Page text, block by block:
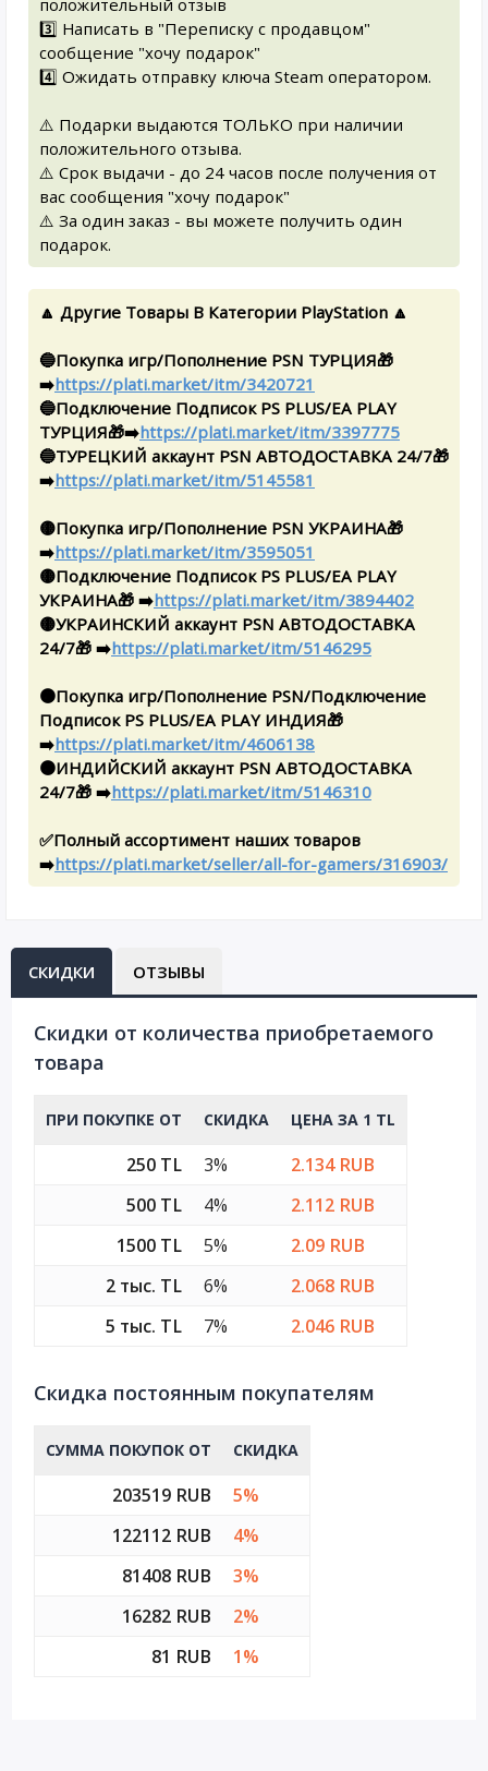
положительный отзыв
3️⃣ Написать в "Переписку с продавцом"
сообщение "хочу подарок"
4️⃣ Ожидать отправку ключа Steam оператором.
⚠️ Подарки выдаются ТОЛЬКО при наличии
положительного отзыва.
⚠️ Срок выдачи - до 24 часов после получения от
вас сообщения "хочу подарок"
⚠️ За один заказ - вы можете получить один
подарок.
🔼 Другие Товары В Категории PlayStation 🔼
🔵Покупка игр/Пополнение PSN ТУРЦИЯ🎁
➡️https://plati.market/itm/3420721
🔵Подключение Подписок PS PLUS/EA PLAY
ТУРЦИЯ🎁➡️https://plati.market/itm/3397775
🔵ТУРЕЦКИЙ аккаунт PSN АВТОДОСТАВКА 24/7🎁
➡️https://plati.market/itm/5145581
🟡Покупка игр/Пополнение PSN УКРАИНА🎁
➡️https://plati.market/itm/3595051
🟡Подключение Подписок PS PLUS/EA PLAY
УКРАИНА🎁 ➡️https://plati.market/itm/3894402
🟡УКРАИНСКИЙ аккаунт PSN АВТОДОСТАВКА
24/7🎁 ➡️https://plati.market/itm/5146295
🟠Покупка игр/Пополнение PSN/Подключение
Подписок PS PLUS/EA PLAY ИНДИЯ🎁
➡️https://plati.market/itm/4606138
🟠ИНДИЙСКИЙ аккаунт PSN АВТОДОСТАВКА
24/7🎁 ➡️https://plati.market/itm/5146310
✅Полный ассортимент наших товаров
➡️https://plati.market/seller/all-for-gamers/316903/
СКИДКИ ОТЗЫВЫ
Скидки от количества приобретаемого
товара
ПРИ ПОКУПКЕ ОТ СКИДКА ЦЕНА ЗА 1 TL
250 TL 3%
2.134 RUB
500 TL
4%
2.112 RUB
1500 TL
5%
2.09 RUB
2 тыс. TL
6%
2.068 RUB
5 тыс. TL
7% 2.046 RUB
Cкидка постоянным покупателям
СУММА ПОКУПОК ОТ СКИДКА
203519 RUB
5%
122112 RUB
4%
81408 RUB
3%
16282 RUB
2%
81 RUB
1%